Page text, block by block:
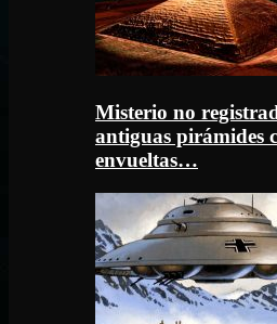
Misterio no
antiguas pirámides
envueltas…